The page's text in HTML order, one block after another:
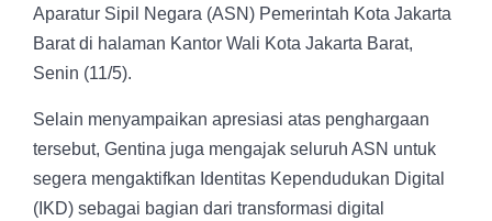
Aparatur Sipil Negara (ASN) Pemerintah Kota Jakarta
Barat di halaman Kantor Wali Kota Jakarta Barat,
Senin (11/5).
Selain menyampaikan apresiasi atas penghargaan
tersebut, Gentina juga mengajak seluruh ASN untuk
segera mengaktifkan Identitas Kependudukan Digital
(IKD) sebagai bagian dari transformasi digital